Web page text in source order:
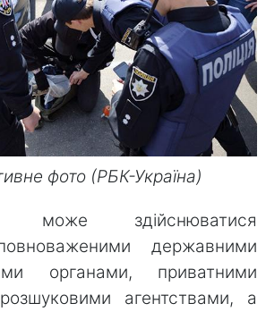
фото (РБК-Україна)
може здійснюватися
державними
органами, приватними
агентствами, а